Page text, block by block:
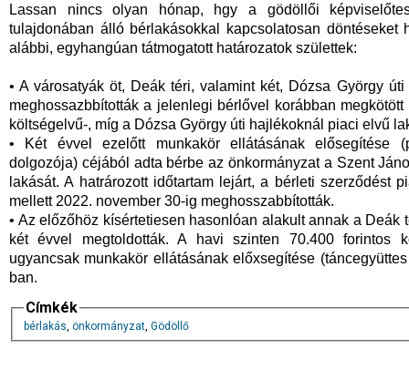
Lassan nincs olyan hónap, hgy a gödöllői
tulajdonában álló bérlakásokkal kapcsolatosan
alábbi, egyhangúan tátmogatott határozatok születtek:
• A városatyák öt, Deák téri, valamint két, Dózsa György
meghossazbbították a jelenlegi bérlővel korábban
költségelvű-, míg a Dózsa György úti hajlékoknál piaci elvű
• Két évvel ezelőtt munkakör ellátásának elősegítése
dolgozója) céjából adta bérbe az önkormányzat a Szent
lakását. A hatrározott időtartam lejárt, a bérleti szerződést
mellett 2022. november 30-ig meghosszabbították.
• Az előzőhöz kísértetiesen hasonlóan alakult annak a
két évvel megtoldották. A havi szinten 70.400 forintos
ugyancsak munkakör ellátásának előxsegítése
ban.
Címkék
bérlakás, önkormányzat, Gödöllő